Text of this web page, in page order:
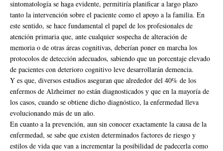
sintomatología se haga evidente, permitiría planificar a largo plazo
tanto la intervención sobre el paciente como el apoyo a la familia. En
este sentido, se hace fundamental el papel de los profesionales de
atención primaria que, ante cualquier sospecha de alteración de
memoria o de otras áreas cognitivas, deberían poner en marcha los
protocolos de detección adecuados, sabiendo que un porcentaje elevado
de pacientes con deterioro cognitivo leve desarrollarán demencia.
Y es que, diversos estudios aseguran que alrededor del 40% de los
enfermos de Alzheimer no están diagnosticados y que en la mayoría de
los casos, cuando se obtiene dicho diagnóstico, la enfermedad lleva
evolucionando más de un año.
En cuanto a la prevención, aun sin conocer exactamente la causa de la
enfermedad, se sabe que existen determinados factores de riesgo y
estilos de vida que van a incrementar la posibilidad de padecerla como